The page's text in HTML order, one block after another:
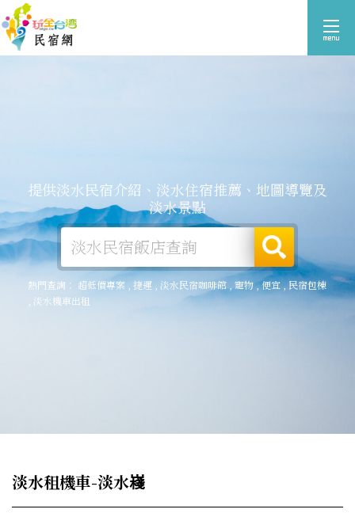
提供淡水民宿介紹、淡水住宿推薦、地圖導覽及
淡水景點
熱門查詢： 超低價專案 捷運 淡水民宿咖啡館 寵物,便宜,民宿包棟
淡水機車出租
淡水租機車-淡水嶘